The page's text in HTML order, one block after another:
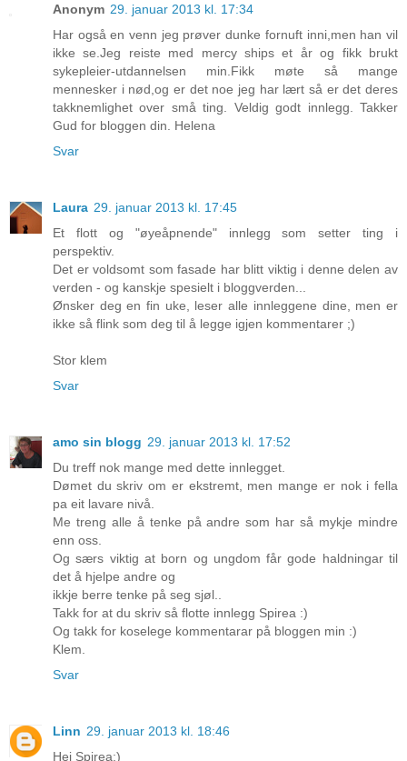
Anonym 29. januar 2013 kl. 17:34
Har også en venn jeg prøver dunke fornuft inni,men han vil
ikke se.Jeg reiste med mercy ships et år og fikk brukt
sykepleier-utdannelsen min.Fikk møte så mange
mennesker i nød,og er det noe jeg har lært så er det deres
takknemlighet over små ting. Veldig godt innlegg. Takker
Gud for bloggen din. Helena
Svar
Laura 29. januar 2013 kl. 17:45
Et flott og "øyeåpnende" innlegg som setter ting i
perspektiv.
Det er voldsomt som fasade har blitt viktig i denne delen av
verden - og kanskje spesielt i bloggverden...
Ønsker deg en fin uke, leser alle innleggene dine, men er
ikke så flink som deg til å legge igjen kommentarer ;)
Stor klem
Svar
amo sin blogg 29. januar 2013 kl. 17:52
Du treff nok mange med dette innlegget.
Dømet du skriv om er ekstremt, men mange er nok i fella
pa eit lavare nivå.
Me treng alle å tenke på andre som har så mykje mindre
enn oss.
Og særs viktig at born og ungdom får gode haldningar til
det å hjelpe andre og
ikkje berre tenke på seg sjøl..
Takk for at du skriv så flotte innlegg Spirea :)
Og takk for koselege kommentarar på bloggen min :)
Klem.
Svar
Linn 29. januar 2013 kl. 18:46
Hei Spirea:)